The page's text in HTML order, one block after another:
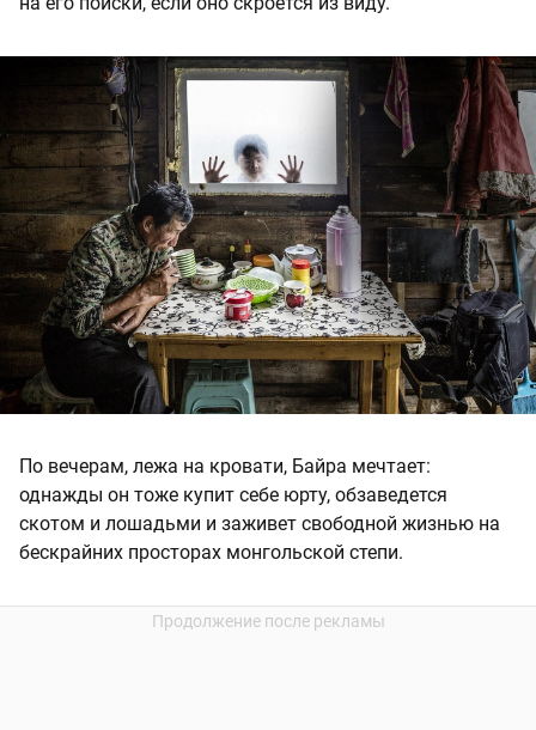
По вечерам, лежа на кровати, Байра мечтает:
однажды он тоже купит себе юрту, обзаведется
скотом и лошадьми и заживет свободной жизнью на
бескрайних просторах монгольской степи.